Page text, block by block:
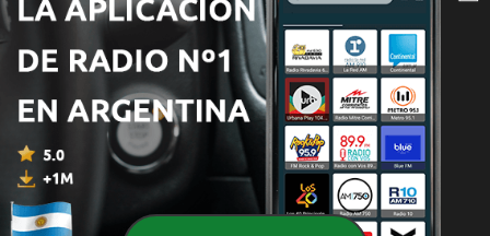
26 - La testigo que se presentó a declarar trabajaba en
Gendarmería Nacional
07 mayo 2022
25 - Natalia Oreiro: "Nunca se callen, luchen por sus
derechos"
24 - "Falta compromiso para que quienes matan a
nuestros pibes sean enjuiciados"
12 jul. 2021